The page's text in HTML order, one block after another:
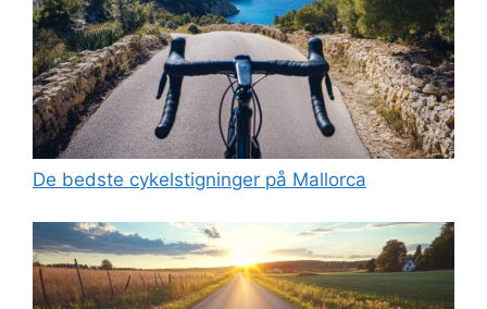
De bedste cykelstigninger på Mallorca